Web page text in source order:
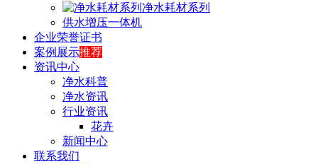
净水耗材系列
供水增压一体机
企业荣誉证书
案例展示推荐
资讯中心
净水科普
净水资讯
行业资讯
花卉
新闻中心
联系我们